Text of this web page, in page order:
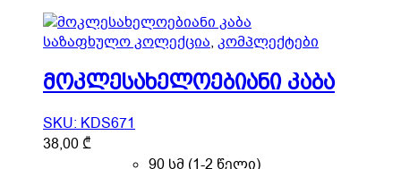
page
საზაფხულო კოლექცია, კომპლექტები
მოკლესახელოებიანი კაბა
SKU: KDS671
38,00₾
product 90 სმ (1-2 წელი)